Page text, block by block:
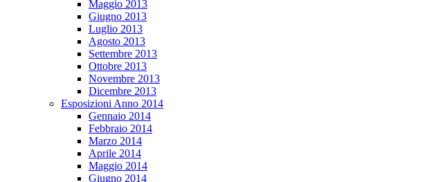
Maggio 2013
Giugno 2013
Luglio 2013
Agosto 2013
Settembre 2013
Ottobre 2013
Novembre 2013
Dicembre 2013
Esposizioni Anno 2014
Gennaio 2014
Febbraio 2014
Marzo 2014
Aprile 2014
Maggio 2014
Giugno 2014